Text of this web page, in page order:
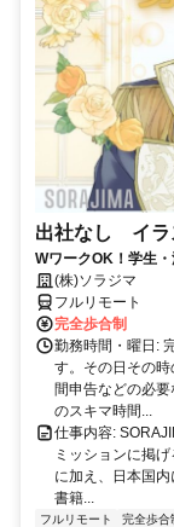
出社なし イラ
WワークOK！学生
とがお好きな方を大
(株)ソラジマ
フルリモート
完全歩合制
勤務時間・曜日:
す。その日その
間申告などの必
のスキマ時間...
仕事内容:
ミッションに掲
に加え、日本国
書籍...
フルリモート 完全歩合